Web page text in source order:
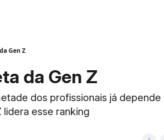
Gen Z
da Gen Z
dos profissionais já depende
esse ranking